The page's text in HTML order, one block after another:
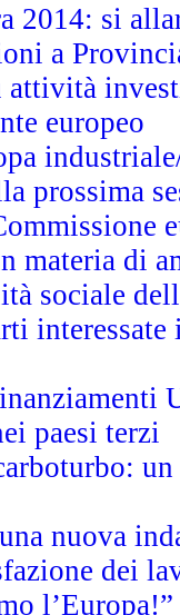
2014: si
a
attività
europeo
prossima
materia di
sociale
paesi terzi
nuova
dei
l’Europa!”